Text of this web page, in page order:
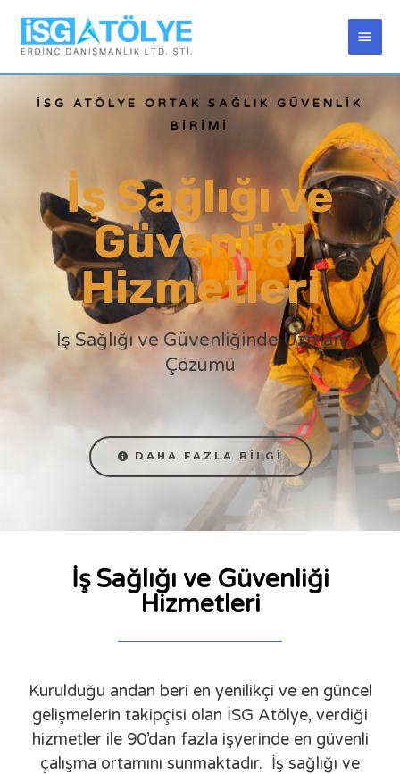
İSG ATÖLYE ORTAK SAĞLIK GÜVENLİK
BİRİMİ
İş Sağlığı ve
Güvenliği
Hizmetleri
İş Sağlığı ve Güvenliğinde Uzman
Çözümü
DAHA FAZLA BILGI
İş Sağlığı ve Güvenliği
Hizmetleri
Kurulduğu andan beri en yenilikçi ve en güncel
gelişmelerin takipçisi olan İSG Atölye, verdiği
hizmetler ile 90’dan fazla işyerinde en güvenli
çalışma ortamını sunmaktadır. İş sağlığı ve